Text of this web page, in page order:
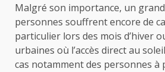
Malgré son importance, un
personnes souffrent encore de
particulier lors des mois d’hiver
urbaines où l’accès direct au
cas notamment des personnes à